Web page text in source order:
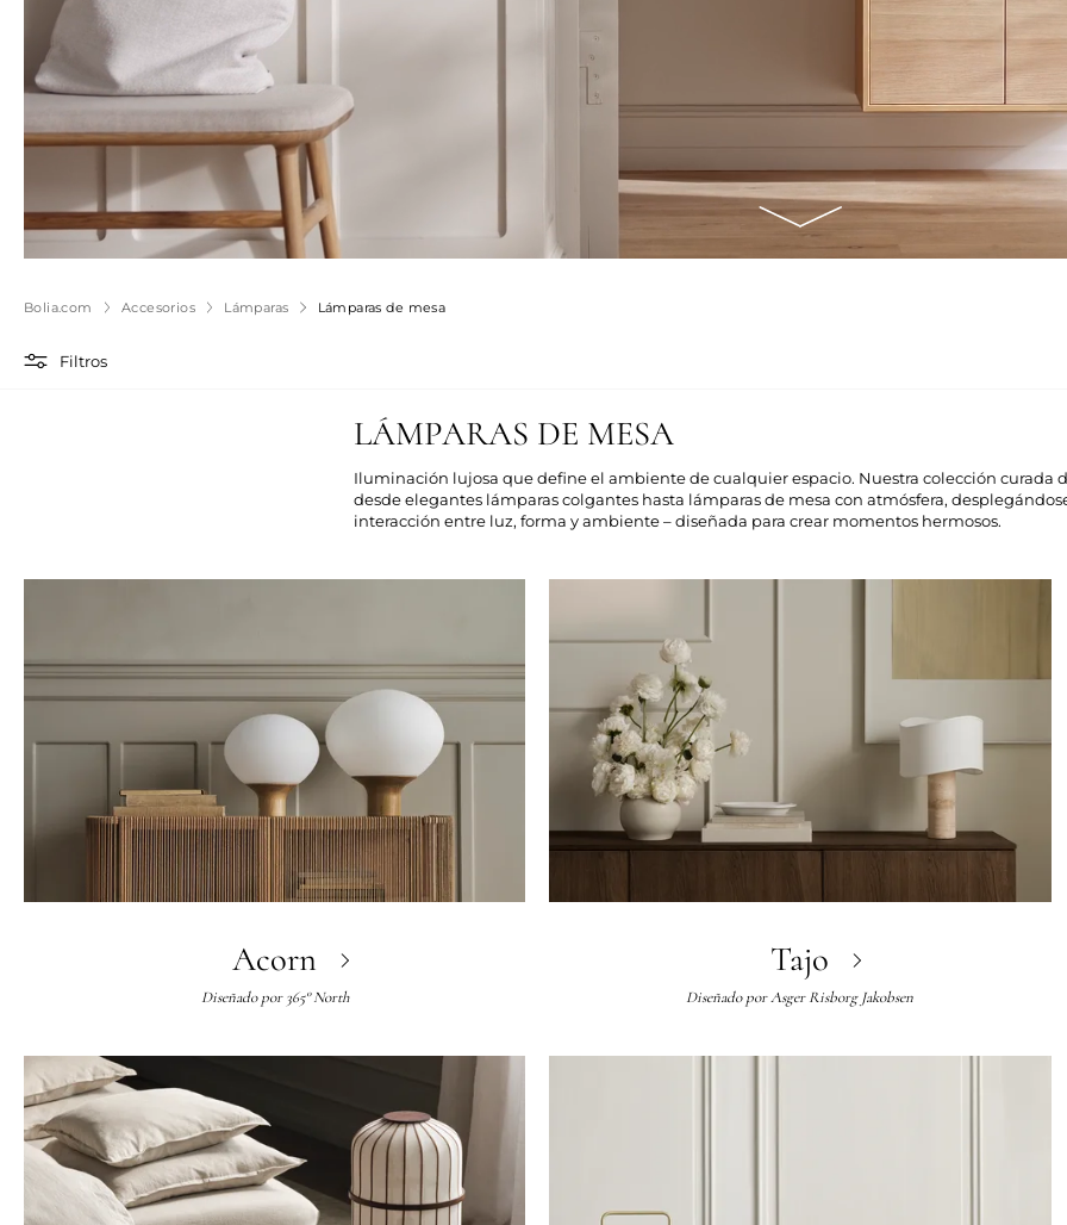
Bolia.com Accesorios Lámparas Lámparas de mesa
Filtros
LÁMPARAS DE MESA
Iluminación lujosa que define el ambiente de cualquier espacio. Nuestra colección curada
desde elegantes lámparas colgantes hasta lámparas de mesa con atmósfera,
interacción entre luz, forma y ambiente – diseñada para crear momentos hermosos.
Acorn
Diseñado por365° North
Tajo
Diseñado porAsger Risborg Jakobsen